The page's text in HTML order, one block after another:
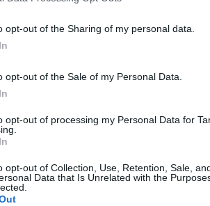
opt-out of the Sharing of my personal data.
opt-out of the Sale of my Personal Data.
opt-out of processing my Personal Data for
opt-out of Collection, Use, Retention, Sale,
Data that Is Unrelated with the
mailt.
apa folyamatosan azt
tartózkodtak.
cikket szerkesztőségünk a